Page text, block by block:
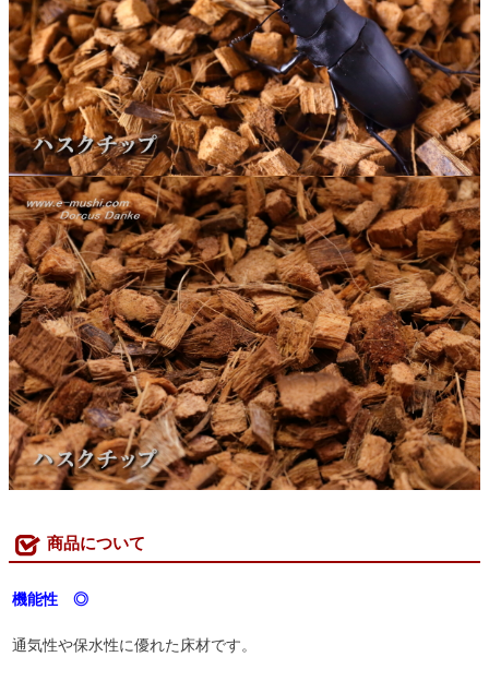
商品について
機能性 ◎
通気性や保水性に優れた床材です。